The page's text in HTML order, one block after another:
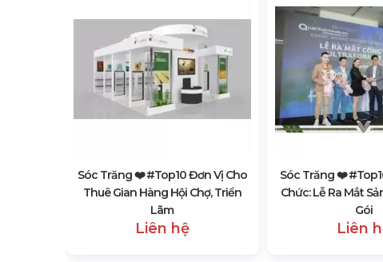
Sóc Trăng ❤️️ #top10 Đơn Vị Cho
Thuê Gian Hàng Hội Chợ, Triển
Lãm
Liên hệ
Sóc Trăng ❤️️
Chức: Lễ Ra Mắt
Gói
Liên